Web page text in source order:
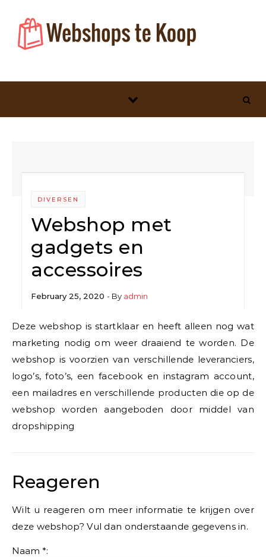
DIVERSEN
Webshop met
gadgets en
accessoires
February 25, 2020 - By admin
Deze webshop is startklaar en heeft alleen nog wat
marketing nodig om weer draaiend te worden. De
webshop is voorzien van verschillende leveranciers,
logo’s, foto’s, een facebook en instagram account,
een mailadres en verschillende producten die op de
webshop worden aangeboden door middel van
dropshipping
Reageren
Wilt u reageren om meer informatie te krijgen over
deze webshop? Vul dan onderstaande gegevens in.
Naam *: